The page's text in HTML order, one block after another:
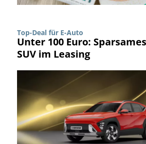
Top-Deal für E-Auto
Unter 100 Euro:
SUV im Leasing